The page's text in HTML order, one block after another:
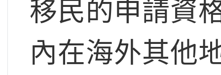
移民的申請資
內在海外其他